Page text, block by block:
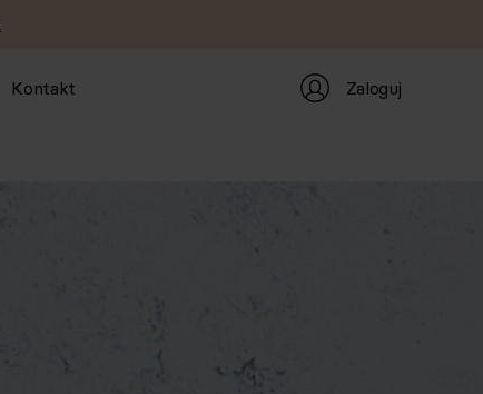
Kontakt Zaloguj